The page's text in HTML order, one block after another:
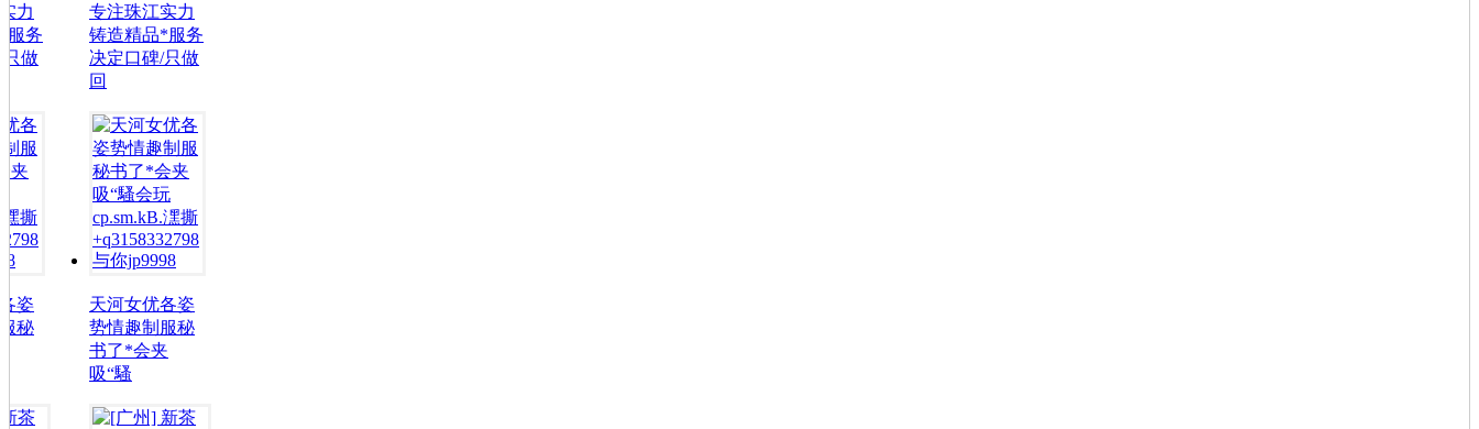
专注珠江实力
铸造精品*服务
决定口碑/只做
天河女优各姿
势情趣制服秘
书了*会夹